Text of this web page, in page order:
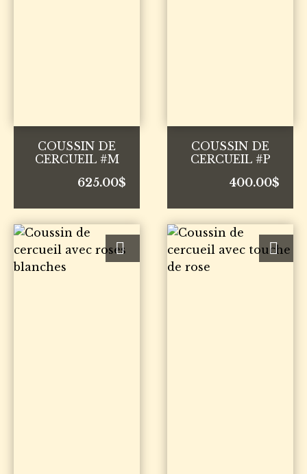
COUSSIN DE
CERCUEIL #M
625.00$
COUSSIN DE
CERCUEIL #P
400.00$